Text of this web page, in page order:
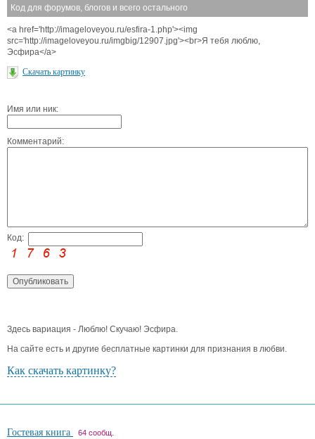
Код для форумов, блогов и всего остального
<a href='http://imageloveyou.ru/esfira-1.php'><img
src='http://imageloveyou.ru/imgbig/12907.jpg'><br>Я тебя люблю,
Эсфира</a>
Скачать картинку
Имя или ник:
Комментарий:
Код:
Здесь вариация - Люблю! Скучаю! Эсфира.
На сайте есть и другие бесплатные картинки для признания в любви.
Как скачать картинку?
Гостевая книга 64 сообщ.